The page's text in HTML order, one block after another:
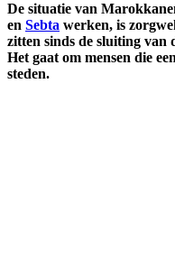
De situatie van
en Sebta werken, is
zitten sinds de sluiting van
Het gaat om mensen die
steden.